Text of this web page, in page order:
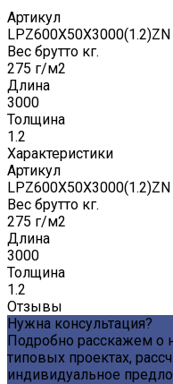
Артикул
LPZ600Х50Х3000(1.2)ZN
Вес брутто кг.
275 г/м2
Длина
3000
Толщина
1.2
Характеристики
Артикул
LPZ600Х50Х3000(1.2)ZN
Вес брутто кг.
275 г/м2
Длина
3000
Толщина
1.2
Отзывы
Нужна консультация?
Подробно расскажем о
типовых проектах,
индивидуальное